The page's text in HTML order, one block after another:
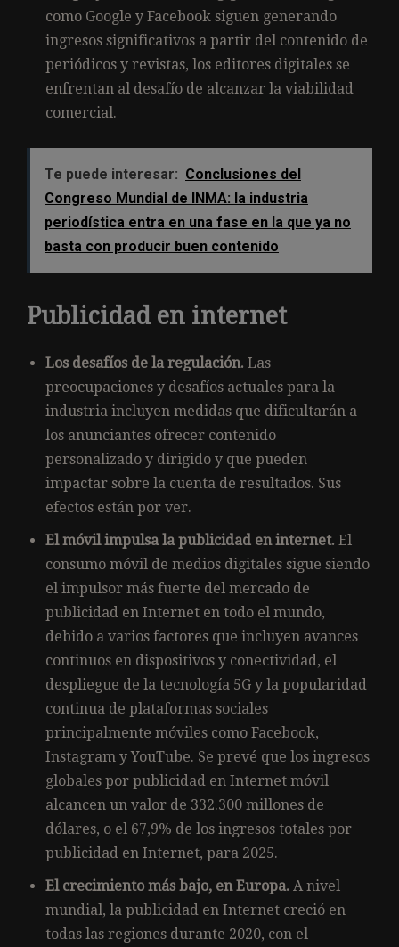
como Google y Facebook siguen generando
ingresos significativos a partir del contenido de
periódicos y revistas, los editores digitales se
enfrentan al desafío de alcanzar la viabilidad
comercial.
Te puede interesar: Conclusiones del
Congreso Mundial de INMA: la industria
periodística entra en una fase en la que ya no
basta con producir buen contenido
Publicidad en internet
Los desafíos de la regulación. Las
preocupaciones y desafíos actuales para la
industria incluyen medidas que dificultarán a
los anunciantes ofrecer contenido
personalizado y dirigido y que pueden
impactar sobre la cuenta de resultados. Sus
efectos están por ver.
El móvil impulsa la publicidad en internet. El
consumo móvil de medios digitales sigue siendo
el impulsor más fuerte del mercado de
publicidad en Internet en todo el mundo,
debido a varios factores que incluyen avances
continuos en dispositivos y conectividad, el
despliegue de la tecnología 5G y la popularidad
continua de plataformas sociales
principalmente móviles como Facebook,
Instagram y YouTube. Se prevé que los ingresos
globales por publicidad en Internet móvil
alcancen un valor de 332.300 millones de
dólares, o el 67,9% de los ingresos totales por
publicidad en Internet, para 2025.
El crecimiento más bajo, en Europa. A nivel
mundial, la publicidad en Internet creció en
todas las regiones durante 2020, con el